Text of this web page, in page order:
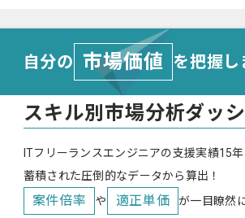
自分の 市場価値 を把握
スキル別市場分析ダッ
ITフリーランスエンジニアの支援実績15
蓄積された圧倒的なデータから算出！
案件倍率 や 適正単価 が一目瞭然